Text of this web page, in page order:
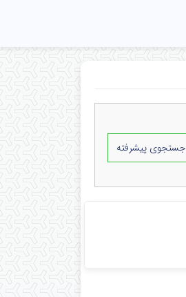
جستجوی پیشرفته